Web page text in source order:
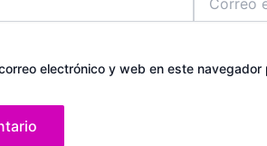
electrónico*
electrónico y web en este